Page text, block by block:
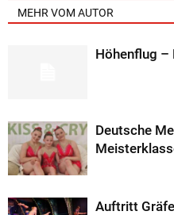
MEHR VOM AUTOR
Höhenflug –
Deutsche
Auftritt